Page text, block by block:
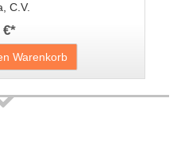
C.V.
€*
Warenkorb